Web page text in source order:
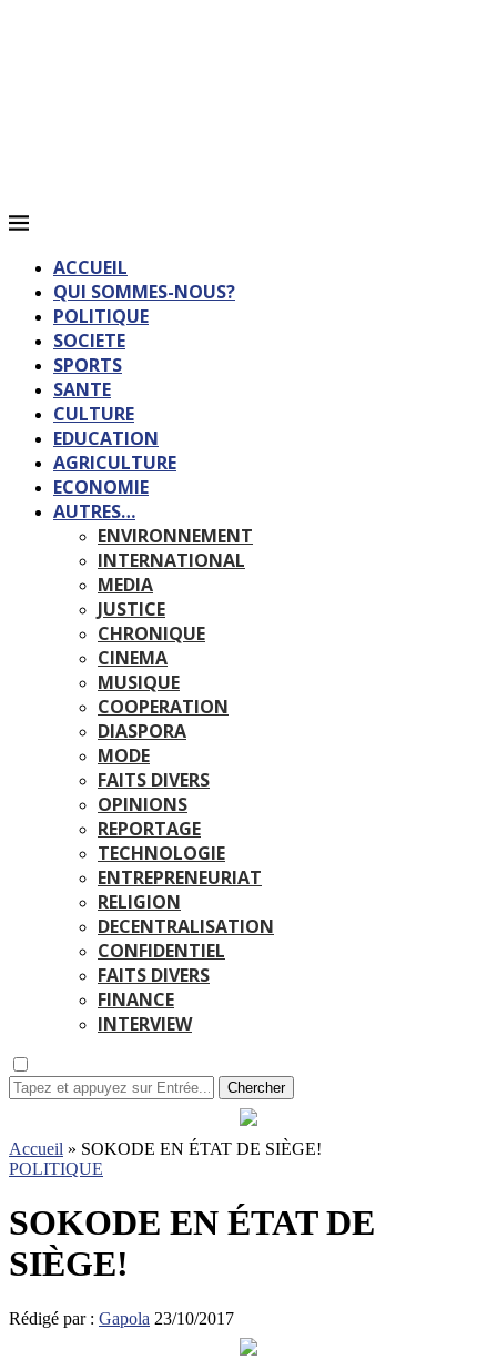
ACCUEIL
QUI SOMMES-NOUS?
POLITIQUE
SOCIETE
SPORTS
SANTE
CULTURE
EDUCATION
AGRICULTURE
ECONOMIE
AUTRES…
ENVIRONNEMENT
INTERNATIONAL
MEDIA
JUSTICE
CHRONIQUE
CINEMA
MUSIQUE
COOPERATION
DIASPORA
MODE
FAITS DIVERS
OPINIONS
REPORTAGE
TECHNOLOGIE
ENTREPRENEURIAT
RELIGION
DECENTRALISATION
CONFIDENTIEL
FAITS DIVERS
FINANCE
INTERVIEW
Chercher
Accueil » SOKODE EN ÉTAT DE SIÈGE!
POLITIQUE
SOKODE EN ÉTAT DE
SIÈGE!
Rédigé par : Gapola 23/10/2017